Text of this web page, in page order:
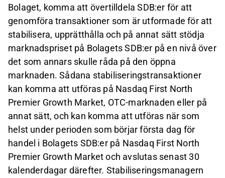
Bolaget, komma att övertilldela SDB:er för att
genomföra transaktioner som är utformade för att
stabilisera, upprätthålla och på annat sätt stödja
marknadspriset på Bolagets SDB:er på en nivå över
det som annars skulle råda på den öppna
marknaden. Sådana stabiliseringstransaktioner
kan komma att utföras på Nasdaq First North
Premier Growth Market, OTC-marknaden eller på
annat sätt, och kan komma att utföras när som
helst under perioden som börjar första dag för
handel i Bolagets SDB:er på Nasdaq First North
Premier Growth Market och avslutas senast 30
kalenderdagar därefter. Stabiliseringsmanagern